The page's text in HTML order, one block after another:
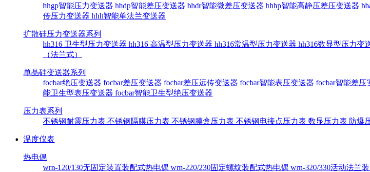
hhgp智能压力变送器 hhdp智能差压变送器 hhdr智能微差压变送器 hhhp智能高静压差压变送器
传压力变送器 hhlt智能单法兰变送器
扩散硅压力变送器系列
hh316 卫生型压力变送器 hh316 高温型压力变送器 hh316常温型压力变送器 hh316数显型压力变
（法兰式）
单晶硅变送器系列
focbar绝压变送器 focbar差压变送器 focbar差压远传变送器 focbar智能表压变送器 focbar智能差压
能卫生型表压变送器 focbar智能卫生型绝压变送器
压力表系列
不锈钢耐震压力表 不锈钢隔膜压力表 不锈钢膜盒压力表 不锈钢电接点压力表 数显压力表 防爆
温度仪表
热电偶
wrn-120/130无固定装置装配式热电偶 wrn-220/230固定螺纹装配式热电偶 wrn-320/330活动法兰